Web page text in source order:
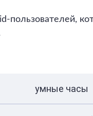
пользователей,
умные часы